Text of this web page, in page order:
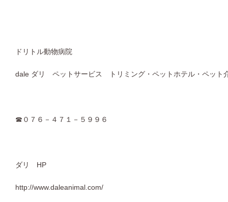
ドリトル動物病院
dale ダリ ペットサービス トリミング・ペットホテル・ペット
☎０７６－４７１－５９９６
ダリ HP
http://www.daleanimal.com/